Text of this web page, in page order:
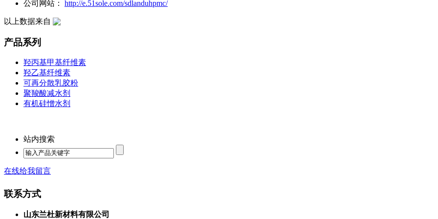
公司网站： http://e.51sole.com/sdlanduhpmc/
以上数据来自
产品系列
羟丙基甲基纤维素
羟乙基纤维素
可再分散乳胶粉
聚羧酸减水剂
有机硅憎水剂
站内搜索
在线给我留言
联系方式
山东兰杜新材料有限公司